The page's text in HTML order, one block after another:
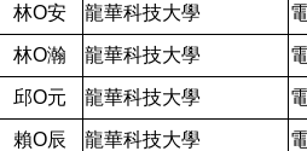
林O安 龍華科技大學
林O瀚 龍華科技大學
邱O元 龍華科技大學
賴O辰 龍華科技大學